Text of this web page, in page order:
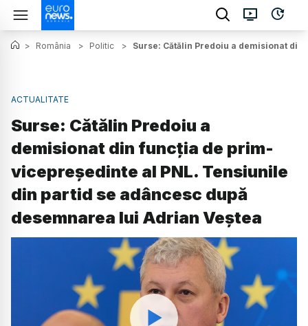
> România > Politic > Surse: Cătălin Predoiu a demisionat
ACTUALITATE
Surse: Cătălin Predoiu a
demisionat din funcția de prim-
vicepreședinte al PNL. Tensiunile
din partid se adâncesc după
desemnarea lui Adrian Veștea